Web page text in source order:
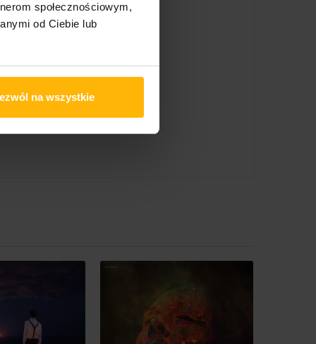
społecznościowym,
od Ciebie lub
na wszystkie